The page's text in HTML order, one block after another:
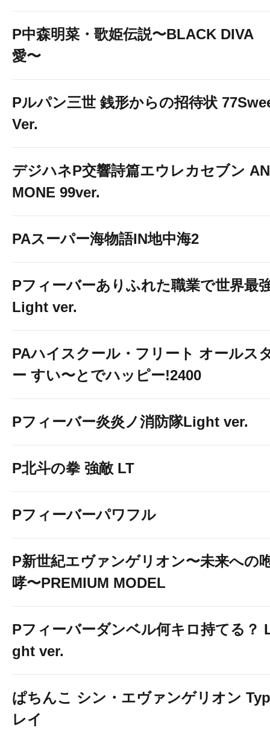
P中森明菜・歌姫伝説〜BLACK DIVA
愛〜
Pルパン三世 銭形からの招待状
Ver.
デジハネP交響詩篇エウレカセブン
MONE 99ver.
PAスーパー海物語IN地中海2
Pフィーバーありふれた職業で世界最
Light ver.
PAハイスクール・フリート オールス
ー すい〜とでハッピー!2400
Pフィーバー炎炎ノ消防隊Light ver.
P北斗の拳 強敵 LT
Pフィーバーパワフル
P新世紀エヴァンゲリオン〜未来への
哮〜PREMIUM MODEL
Pフィーバーダンベル何キロ持てる？
ght ver.
ぱちんこ シン・エヴァンゲリオン
レイ